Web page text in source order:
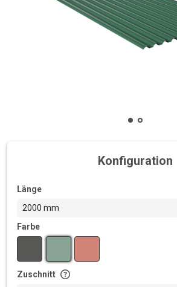
Konfiguration
Länge
2000 mm
Farbe
Zuschnitt